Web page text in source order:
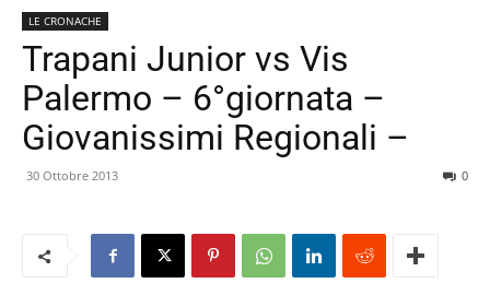
LE CRONACHE
Trapani Junior vs Vis
Palermo – 6°giornata –
Giovanissimi Regionali –
30 Ottobre 2013 0